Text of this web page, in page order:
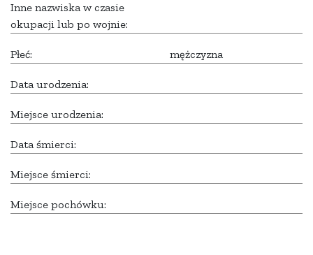
Inne nazwiska w czasie
okupacji lub po wojnie:
Płeć: mężczyzna
Data urodzenia:
Miejsce urodzenia:
Data śmierci:
Miejsce śmierci:
Miejsce pochówku: